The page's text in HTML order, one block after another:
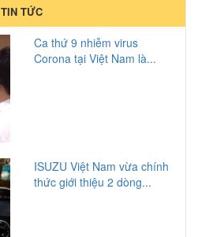
TIN TỨC
Ca thứ 9 nhiễm virus
Corona tại Việt Nam là...
ISUZU Việt Nam vừa chính
thức giới thiệu 2 dòng...